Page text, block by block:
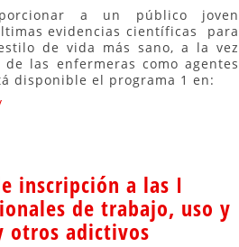
a un público joven
evidencias científicas para
de vida más sano, a la vez
las enfermeras como agentes
disponible el programa 1 en:
inscripción a las I
de trabajo, uso y
otros adictivos